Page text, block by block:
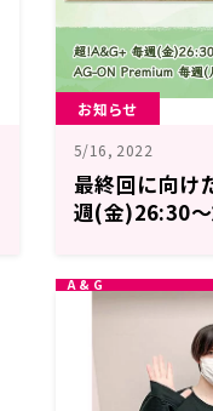
お知らせ
5/16, 2022
最終回に向け
週(金)26:30